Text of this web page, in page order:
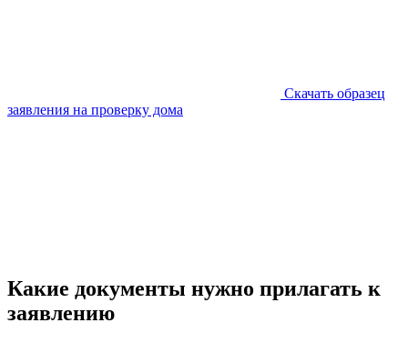
Скачать образец
заявления на проверку дома
Какие документы нужно прилагать к
заявлению